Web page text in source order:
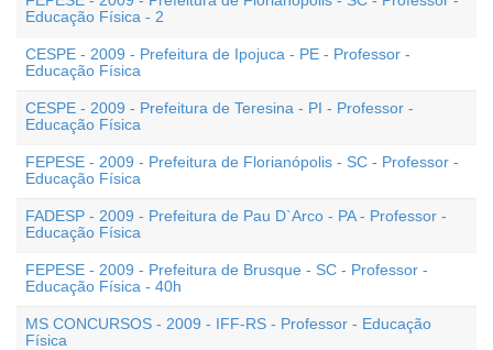
Educação Física - 2
CESPE - 2009 - Prefeitura de Ipojuca - PE - Professor -
Educação Física
CESPE - 2009 - Prefeitura de Teresina - PI - Professor -
Educação Física
FEPESE - 2009 - Prefeitura de Florianópolis - SC - Professor -
Educação Física
FADESP - 2009 - Prefeitura de Pau D`Arco - PA - Professor -
Educação Física
FEPESE - 2009 - Prefeitura de Brusque - SC - Professor -
Educação Física - 40h
MS CONCURSOS - 2009 - IFF-RS - Professor - Educação
Física